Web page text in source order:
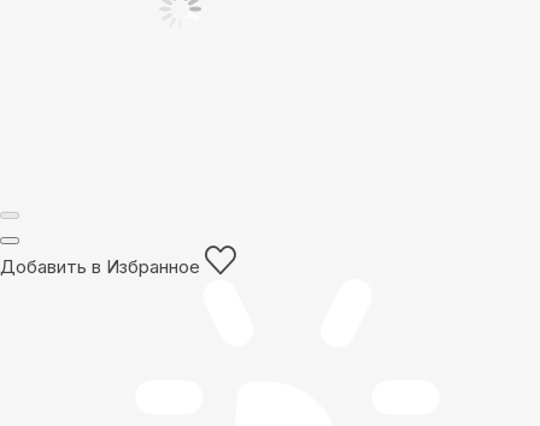
Добавить в Избранное